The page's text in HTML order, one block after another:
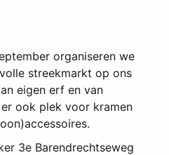
organiseren we
streekmarkt op ons
eigen erf en van
ook plek voor kramen
3e Barendrechtseweg